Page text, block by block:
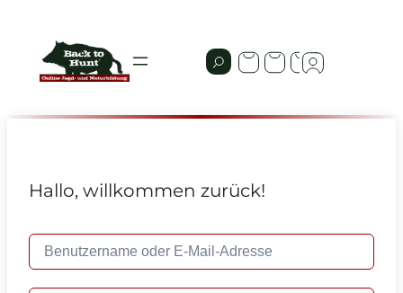
Hallo, willkommen zurück!